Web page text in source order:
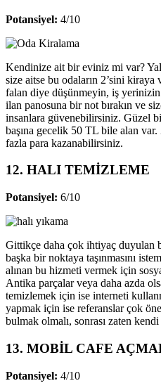
Potansiyel: 4/10
Kendinize ait bir eviniz mi var?
size aitse bu odaların 2’sini
falan diye düşünmeyin, iş
ilan panosuna bir not bırakın ve
insanlara güvenebilirsiniz. Güzel
başına gecelik 50 TL bile alan
fazla para kazanabilirsiniz.
12. HALI TEMİZLEME
Potansiyel: 6/10
Gittikçe daha çok ihtiyaç duyulan
başka bir noktaya taşınmasını
alınan bu hizmeti vermek için
Antika parçalar veya daha azda
temizlemek için ise interneti
yapmak için ise referanslar çok
bulmak olmalı, sonrası zaten
13. MOBİL CAFE
Potansiyel: 4/10